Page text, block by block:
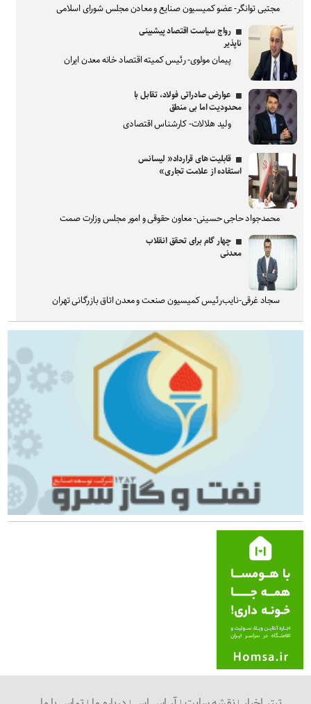
مجتبی توانگر- عضو کمیسیون صنایع و معادن مجلس شورای اسلامی
رواج سیاست اقتصاد پیشبینی
ناپذیر
پیمان مولوی- رئیس کمیته اقتصاد خانه معدن ایران
عوارض صادراتی فولاد، تقابل با
محدودیت اما بی منطق
ولید هلالات- کارشناس اقتصادی
قابلیت های قرارداد« لیسانس
استفاده از علامت تجاری»
محمدجواد حاجی حسینی- معاون حقوقی و امور مجلس وزارت صمت
چهار گام برای تحقق انقلاب
معدنی
سجاد غرقی-نایب‌رئیس کمیسیون صنعت و معدن اتاق بازرگانی تهران